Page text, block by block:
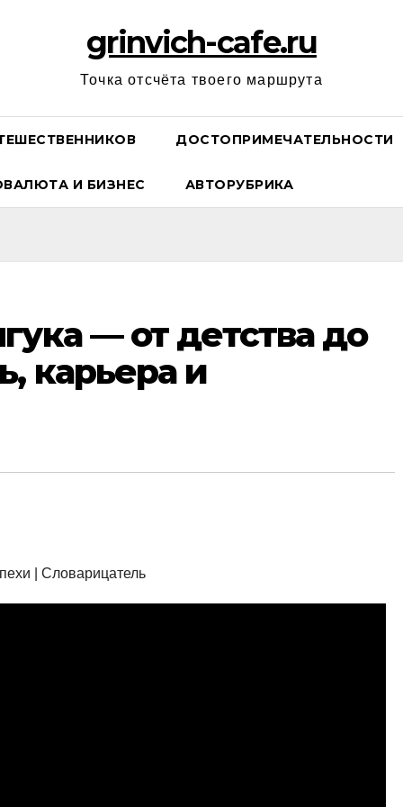
grinvich-cafe.ru
Точка отсчёта твоего маршрута
ДОСТОПРИМЕЧАТЕЛЬНОСТИ
И БИЗНЕС АВТОРУБРИКА
— от детства до
карьера и